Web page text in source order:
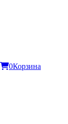
0Корзина